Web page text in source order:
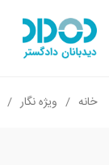
خانه ویژه نگار